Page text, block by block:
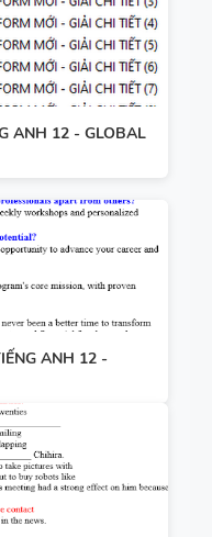
ANH 12 - GLOBAL
ANH 12 -